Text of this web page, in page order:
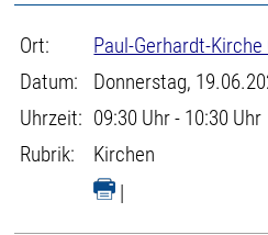
Ort:
Paul-Gerhardt-
Datum:
Donnerstag,
Uhrzeit: 09:30 Uhr - 10:30 Uhr
Rubrik:
Kirchen
|